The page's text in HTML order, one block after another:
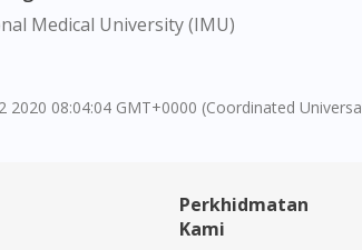
Medical University (IMU)
2020 08:04:04 GMT+0000 (Coordinated
Perkhidmatan
Kami